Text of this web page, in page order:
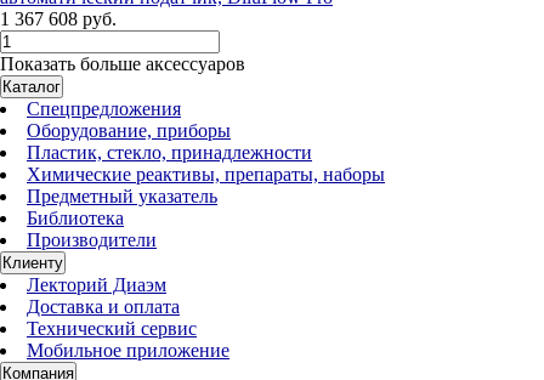
1 367 608 руб.
Показать больше аксессуаров
Каталог
Спецпредложения
Оборудование, приборы
Пластик, стекло, принадлежности
Химические реактивы, препараты, наборы
Предметный указатель
Библиотека
Производители
Клиенту
Лекторий Диаэм
Доставка и оплата
Технический сервис
Мобильное приложение
Компания